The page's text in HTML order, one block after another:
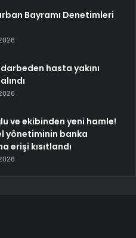
Bayramı Denetimleri
hasta yakını
ve ekibinden yeni hamle!
yönetiminin banka
erişi kısıtlandı